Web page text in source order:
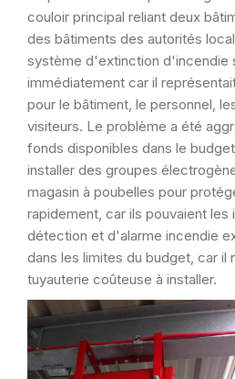
couloir principal reliant deux
des bâtiments des autorités
système d'extinction d'incendie
immédiatement car il
pour le bâtiment, le personnel,
visiteurs. Le problème a été
fonds disponibles dans le
installer des groupes
magasin à poubelles pour
rapidement, car ils pouvaient
détection et d'alarme incendie
dans les limites du budget, car il
tuyauterie coûteuse à installer.